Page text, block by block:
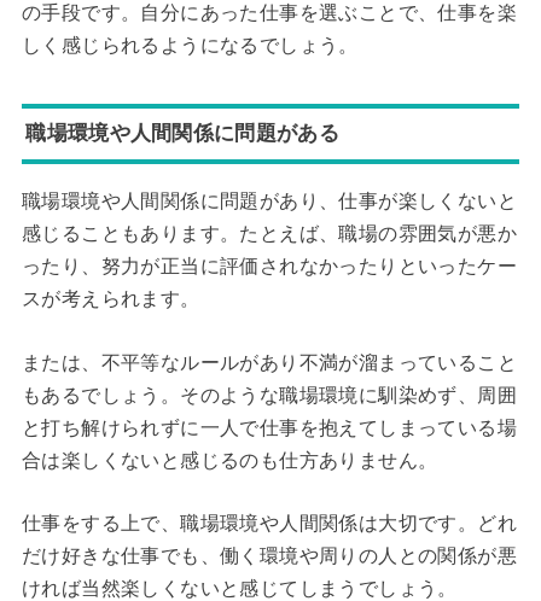
の手段です。自分にあった仕事を選ぶことで、仕事を楽
しく感じられるようになるでしょう。
職場環境や人間関係に問題がある
職場環境や人間関係に問題があり、仕事が楽しくないと
感じることもあります。たとえば、職場の雰囲気が悪か
ったり、努力が正当に評価されなかったりといったケー
スが考えられます。
または、不平等なルールがあり不満が溜まっていること
もあるでしょう。そのような職場環境に馴染めず、周囲
と打ち解けられずに一人で仕事を抱えてしまっている場
合は楽しくないと感じるのも仕方ありません。
仕事をする上で、職場環境や人間関係は大切です。どれ
だけ好きな仕事でも、働く環境や周りの人との関係が悪
ければ当然楽しくないと感じてしまうでしょう。